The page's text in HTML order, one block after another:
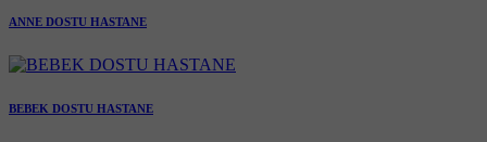
ANNE DOSTU HASTANE
BEBEK DOSTU HASTANE